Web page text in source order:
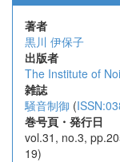
著者
黒川 伊保子
出版者
The Institute of
雑誌
騒音制御 (
巻号頁・発行日
vol.31, no.3,
19)